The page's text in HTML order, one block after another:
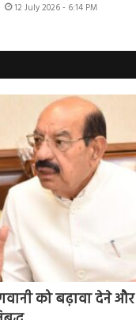
12 July 2026 - 6:14 PM
को बढ़ावा देने